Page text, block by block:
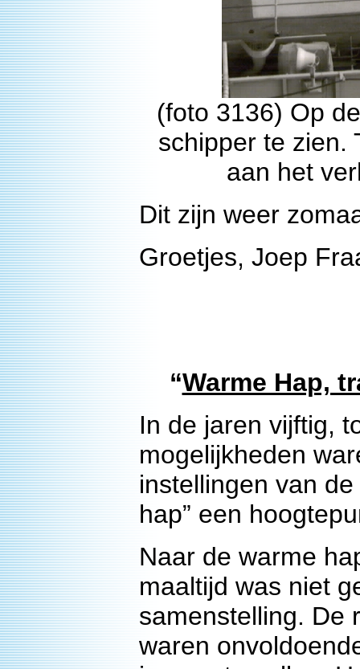
(foto 3136) Op
schipper te zien.
aan het
Dit zijn weer
Groetjes, Joep
“Warme Hap,
In de jaren vijftig,
mogelijkheden
instellingen van
hap” een
Naar de warme
maaltijd was niet
samenstelling. De
waren